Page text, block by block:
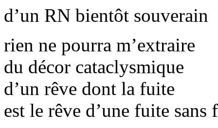
d’un RN bientôt souverain
rien ne pourra m’extraire
du décor cataclysmique
d’un rêve dont la fuite
est le rêve d’une fuite sans